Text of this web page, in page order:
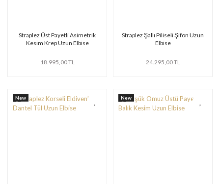
Straplez Üst Payetli Asimetrik
Kesim Krep Uzun Elbise
18.995,00 TL
Straplez Şallı Piliseli Şifon Uzun
Elbise
24.295,00 TL
New New